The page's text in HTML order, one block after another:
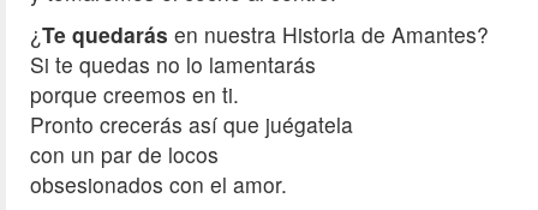
¿Te quedarás en nuestra Historia de Amantes?
Si te quedas no lo lamentarás
porque creemos en ti.
Pronto crecerás así que juégatela
con un par de locos
obsesionados con el amor.